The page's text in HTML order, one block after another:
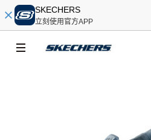
SKECHERS
立刻使用官方APP